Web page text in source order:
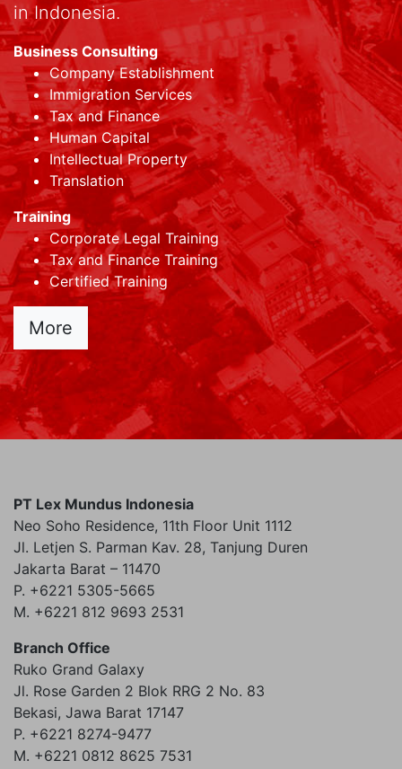
in Indonesia.
Business Consulting
Company Establishment
Immigration Services
Tax and Finance
Human Capital
Intellectual Property
Translation
Training
Corporate Legal Training
Tax and Finance Training
Certified Training
More
PT Lex Mundus Indonesia
Neo Soho Residence, 11th Floor Unit 1112
Jl. Letjen S. Parman Kav. 28, Tanjung Duren
Jakarta Barat – 11470
P. +6221 5305-5665
M. +6221 812 9693 2531
Branch Office
Ruko Grand Galaxy
Jl. Rose Garden 2 Blok RRG 2 No. 83
Bekasi, Jawa Barat 17147
P. +6221 8274-9477
M. +6221 0812 8625 7531